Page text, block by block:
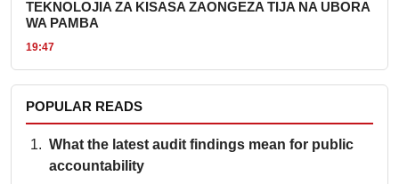
TEKNOLOJIA ZA KISASA ZAONGEZA TIJA NA UBORA
WA PAMBA
19:47
POPULAR READS
What the latest audit findings mean for public
accountability